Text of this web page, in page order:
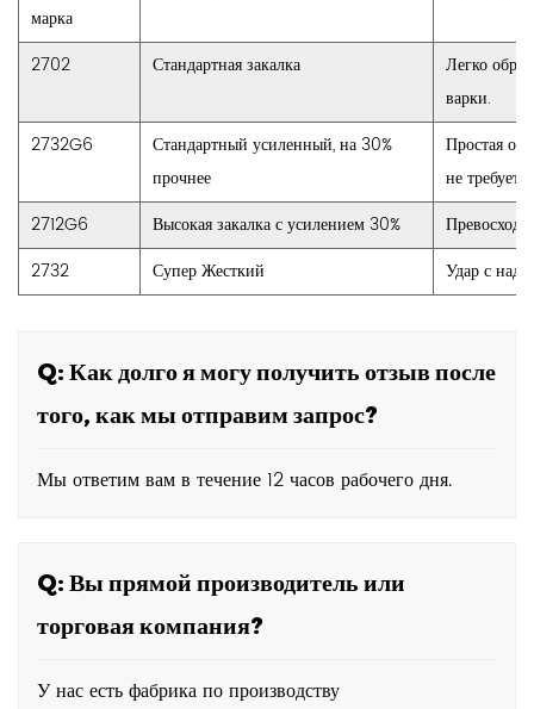
марка
2702 Стандартная закалка
Легко
варки.
2732G6
Стандартный усиленный, на 30%
прочнее
Простая
не
2712G6
Высокая закалка с усилением 30%
2732
Супер Жесткий Удар с
Q: Как долго я могу получить отзыв после
того, как мы отправим запрос?
Мы ответим вам в течение 12 часов рабочего дня.
Q: Вы прямой производитель или
торговая компания?
У нас есть фабрика по производству